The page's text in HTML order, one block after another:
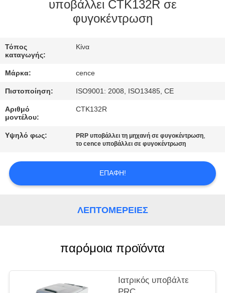
ΈΛΕΓΧΟΣ
ΠΟΙΌΤΗΤΑΣ
ΕΠΙΚΟΙΝΩΝΉΣΤΕ
ΜΑΖΊ
ΜΑΣ
ΕΙΔΉΣΕΙΣ
ΥΠΟΘΈΣΕΙΣ
VR
PRIVACY
υποβάλλει CTK132R σε
φυγοκέντρωση
Τόπος
καταγωγής:
Κίνα
Μάρκα: cence
Πιστοποίηση: ISO9001: 2008, ISO13485, CE
Αριθμό
μοντέλου:
CTK132R
Υψηλό φως: PRP υποβάλλει τη μηχανή σε φυγοκέντρωση,
το cence υποβάλλει σε φυγοκέντρωση
ΕΠΑΦΉ!
ΛΕΠΤΟΜΈΡΕΙΕΣ
παρόμοια προϊόντα
Ιατρικός υποβάλτε